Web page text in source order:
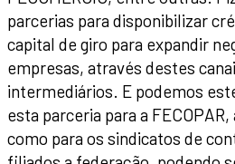
parcerias para disponibilizar
capital de giro para expandir
empresas, através destes
intermediários. E podemos
esta parceria para a FECOPAR,
como para os sindicatos de